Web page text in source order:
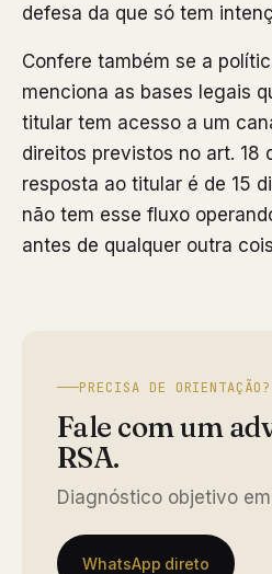
defesa da que só tem
Confere também se a
menciona as bases legais
titular tem acesso a um
direitos previstos no art. 18
resposta ao titular é de 15
não tem esse fluxo
antes de qualquer outra
PRECISA DE ORIENTAÇÃO?
Fale com um
RSA.
Diagnóstico objetivo
WhatsApp direto